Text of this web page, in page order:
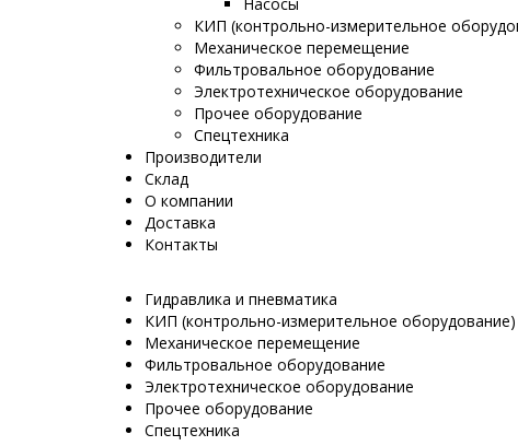
КИП (контрольно-измерительное
Механическое перемещение
Фильтровальное оборудование
Электротехническое оборудование
Прочее оборудование
Спецтехника
Производители
Склад
О компании
Доставка
Контакты
Гидравлика и пневматика
КИП (контрольно-измерительное оборудование)
Механическое перемещение
Фильтровальное оборудование
Электротехническое оборудование
Прочее оборудование
Спецтехника